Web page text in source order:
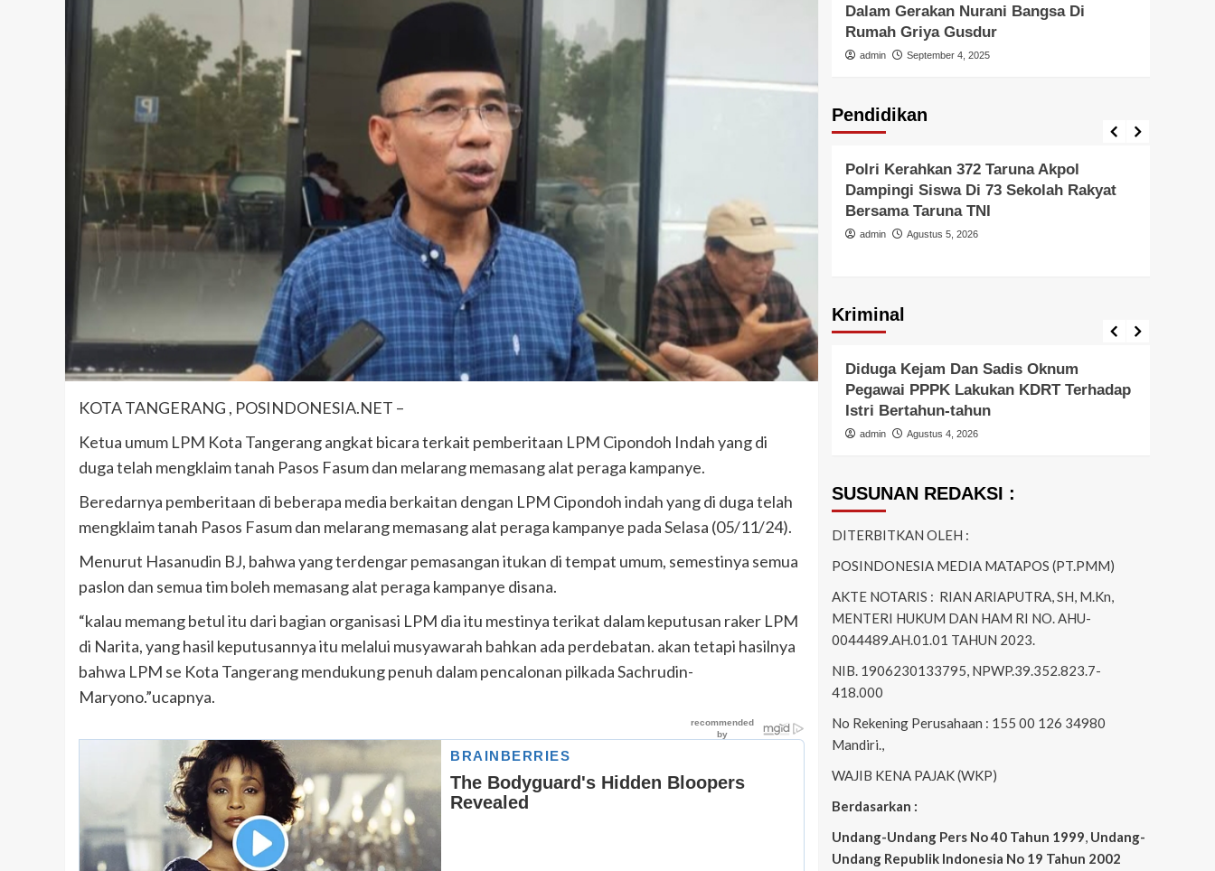
KOTA TANGERANG , POSINDONESIA.NET –
Ketua umum LPM Kota Tangerang angkat bicara terkait pemberitaan LPM Cipondoh Indah yang di
duga telah mengklaim tanah Pasos Fasum dan melarang memasang alat peraga kampanye.
Beredarnya pemberitaan di beberapa media berkaitan dengan LPM Cipondoh indah yang di duga telah
mengklaim tanah Pasos Fasum dan melarang memasang alat peraga kampanye pada Selasa (05/11/24).
Menurut Hasanudin BJ, bahwa yang terdengar pemasangan itukan di tempat umum, semestinya semua
paslon dan semua tim boleh memasang alat peraga kampanye disana.
“kalau memang betul itu dari bagian organisasi LPM dia itu mestinya terikat dalam keputusan raker LPM
di Narita, yang hasil keputusannya itu melalui musyawarah bahkan ada perdebatan. akan tetapi hasilnya
bahwa LPM se Kota Tangerang mendukung penuh dalam pencalonan pilkada Sachrudin-
Maryono.”ucapnya.
Dalam Gerakan Nurani Bangsa Di
Rumah Griya Gusdur
admin September 4, 2025
Pendidikan
Pendidikan
DP3AP2KB Kota Tangerang Kolaborasi
Lintas Komunitas Harmoni Gerakan
Bersama,80 Guru SD Mengikuti
admin Juli 31, 2026
Pendidikan
Polri Kerahkan 372 Taruna Akpol
Dampingi Siswa Di 73 Sekolah Rakyat
Bersama Taruna TNI
admin Agustus 5, 2026
Kriminal
Kecelakaan Kriminal
Warga diduga di tabrak mobil sampah,
Berita Polisi
Diduga Kejam Dan Sadis Oknum
Pegawai PPPK Lakukan KDRT Terhadap
Istri Bertahun-tahun
admin Agustus 4, 2026
SUSUNAN REDAKSI :
DITERBITKAN OLEH :
POSINDONESIA MEDIA MATAPOS (PT.PMM)
AKTE NOTARIS : RIAN ARIAPUTRA, SH, M.Kn,
MENTERI HUKUM DAN HAM RI NO. AHU-
0044489.AH.01.01 TAHUN 2023.
NIB. 1906230133795, NPWP.39.352.823.7-
418.000
No Rekening Perusahaan : 155 00 126 34980
Mandiri.,
WAJIB KENA PAJAK (WKP)
Berdasarkan :
Undang-Undang Pers No 40 Tahun 1999, Undang-
Undang Republik Indonesia No 19 Tahun 2002